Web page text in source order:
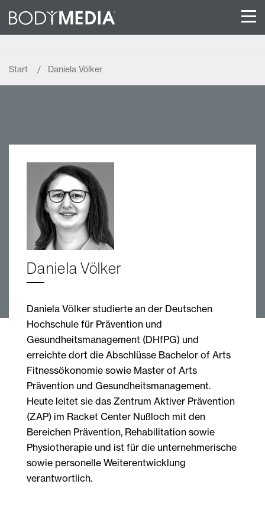
Start Daniela Völker
Daniela Völker
Daniela Völker studierte an der Deutschen
Hochschule für Prävention und
Gesundheitsmanagement (DHfPG) und
erreichte dort die Abschlüsse Bachelor of Arts
Fitnessökonomie sowie Master of Arts
Prävention und Gesundheitsmanagement.
Heute leitet sie das Zentrum Aktiver Prävention
(ZAP) im Racket Center Nußloch mit den
Bereichen Prävention, Rehabilitation sowie
Physiotherapie und ist für die unternehmerische
sowie personelle Weiterentwicklung
verantwortlich.